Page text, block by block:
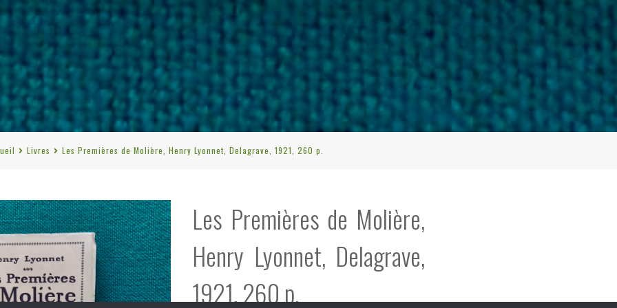
Livres Les Premières de Molière, Henry Lyonnet, Delagrave, 1921, 260 p.
Les Premières de Molière,
Henry Lyonnet, Delagrave,
1921, 260 p.